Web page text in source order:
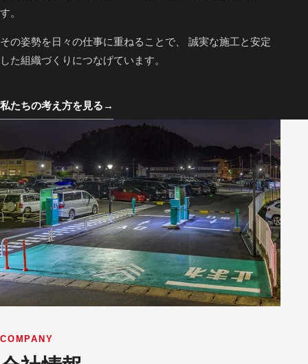
す。
その姿勢を日々の仕事に重ねることで、 誠実な施工と安定
した組織づくりにつなげています。
私たちの考え方を見る →
COMPANY